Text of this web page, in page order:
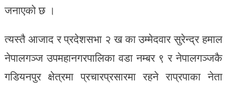
जनाएको छ ।
त्यस्तै आजाद र प्रदेशसभा २ ख का उम्मेदवार सुरेन्द्र हमाल
नेपालगञ्ज उपमहानगरपालिका वडा नम्बर ९ र नेपालगञ्जकै
गडियनपुर क्षेत्रमा प्रचारप्रसारमा रहने राप्रपाका नेता